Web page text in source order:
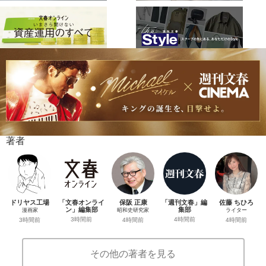
著者
ドリヤス工場
漫画家
3時間前
「文春オンライ
ン」編集部
3時間前
保阪 正康
昭和史研究家
4時間前
「週刊文春」編
集部
4時間前
佐藤 ちひろ
ライター
4時間前
その他の著者を見る